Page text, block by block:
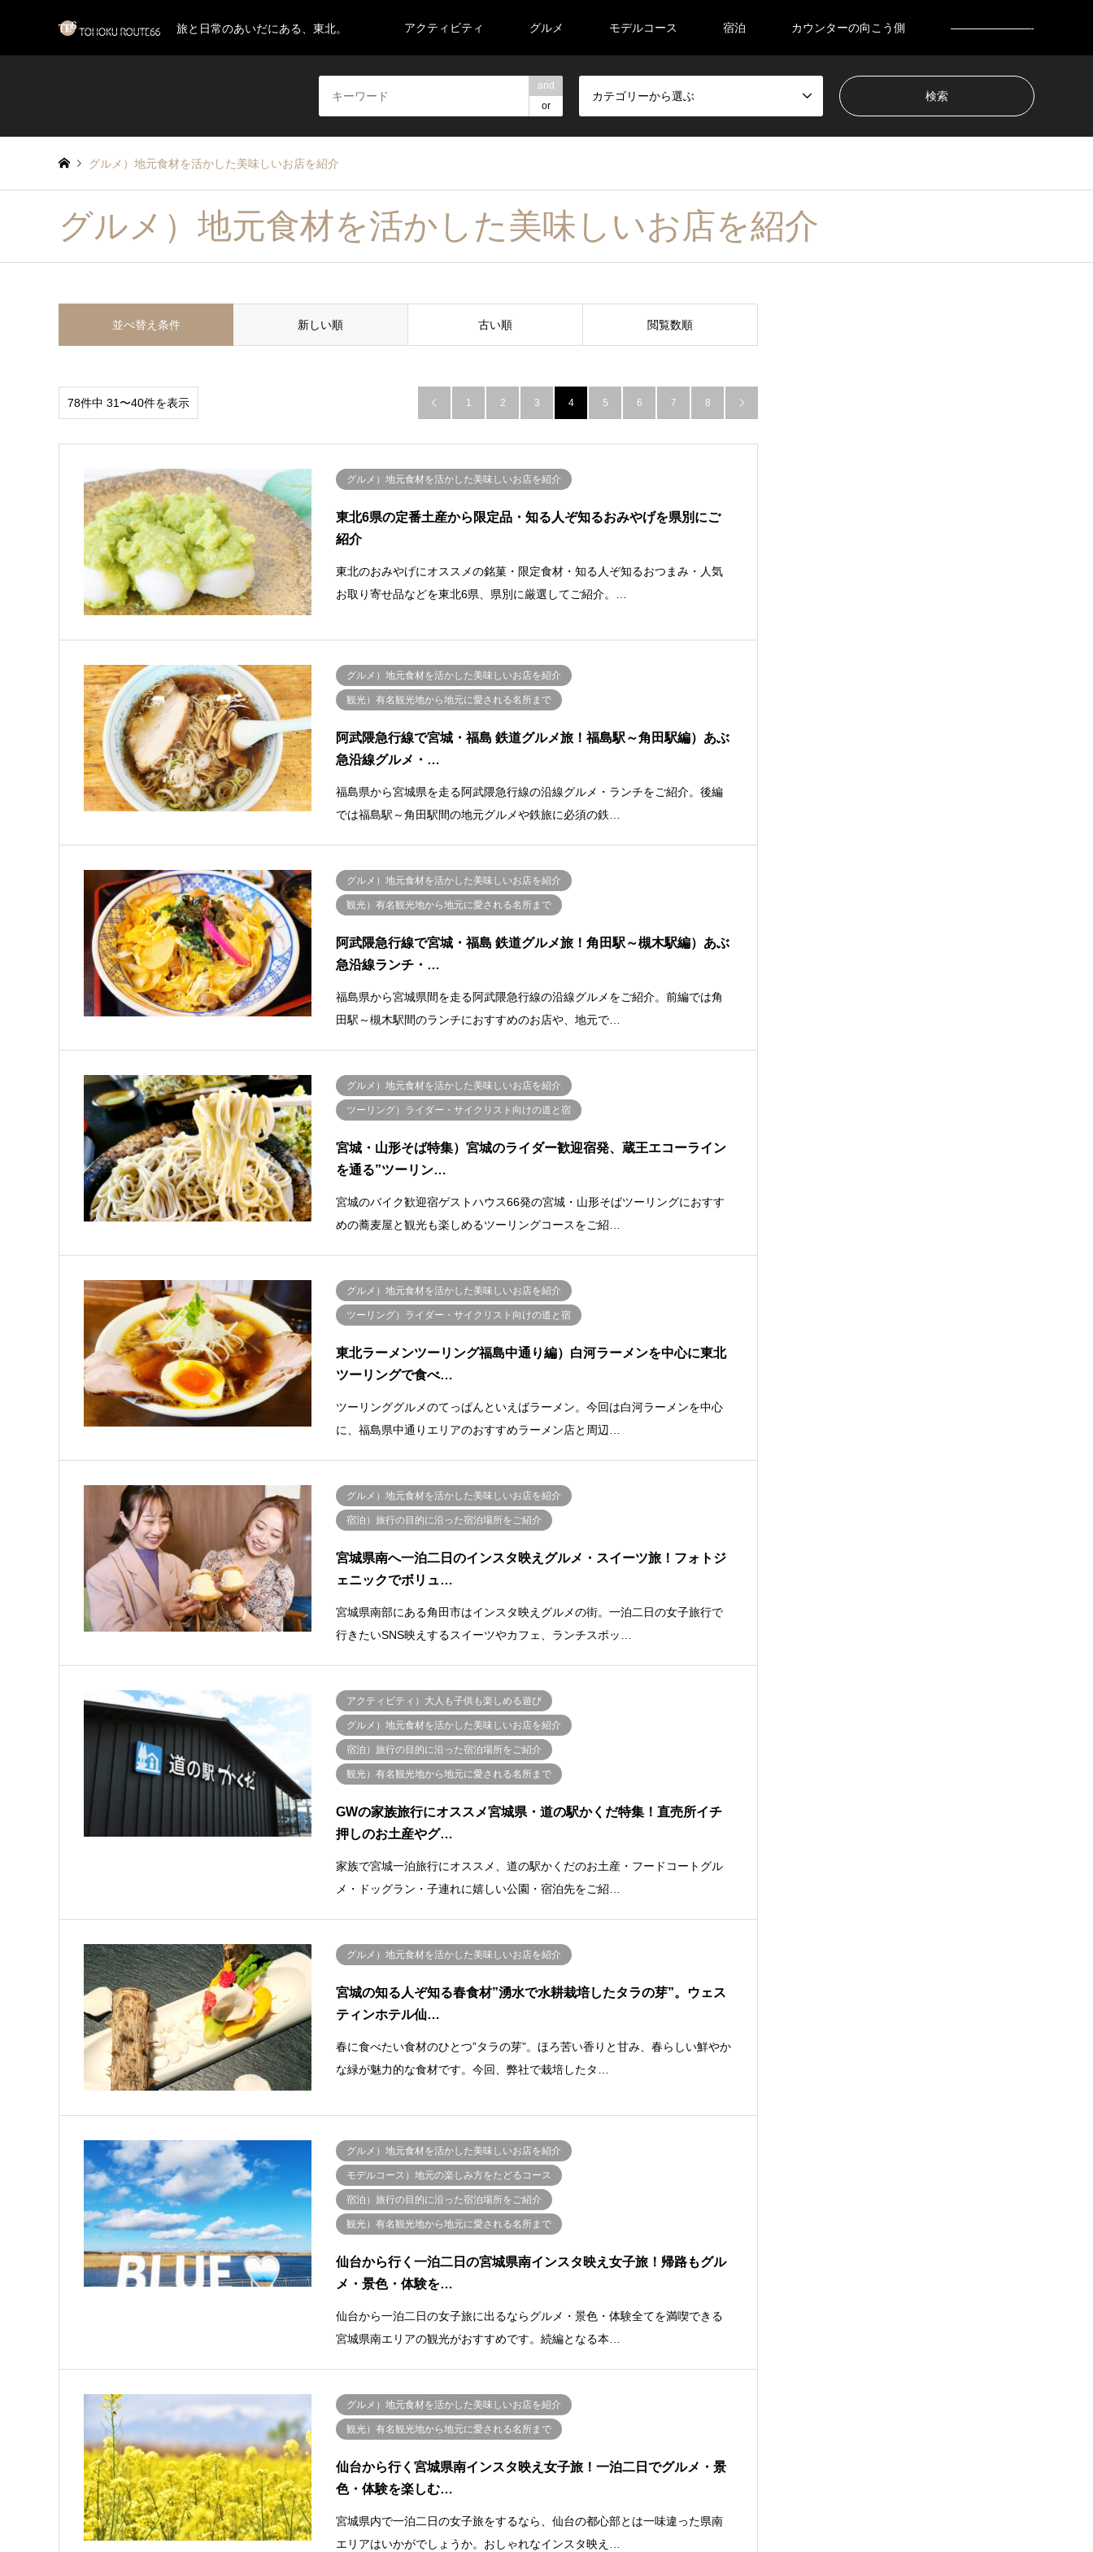
旅と日常のあいだにある、東北。 アクティビティ グルメ モデルコース 宿泊 カウンターの向こう側 ———————-
and
or
カテゴリーから選ぶ
グルメ）地元食材を活かした美味しいお店を紹介
グルメ）地元食材を活かした美味しいお店を紹介
並べ替え条件 新しい順 古い順 閲覧数順
78件中 31〜40件を表示  1 2 3 4 5 6 7 8 
グルメ）地元食材を活かした美味しいお店を紹介
東北6県の定番土産から限定品・知る人ぞ知るおみやげを県別にご
紹介
東北のおみやげにオススメの銘菓・限定食材・知る人ぞ知るおつまみ・人気
お取り寄せ品などを東北6県、県別に厳選してご紹介。…
グルメ）地元食材を活かした美味しいお店を紹介
観光）有名観光地から地元に愛される名所まで
阿武隈急行線で宮城・福島 鉄道グルメ旅！福島駅～角田駅編）あぶ
急沿線グルメ・…
福島県から宮城県を走る阿武隈急行線の沿線グルメ・ランチをご紹介。後編
では福島駅～角田駅間の地元グルメや鉄旅に必須の鉄…
グルメ）地元食材を活かした美味しいお店を紹介
観光）有名観光地から地元に愛される名所まで
阿武隈急行線で宮城・福島 鉄道グルメ旅！角田駅～槻木駅編）あぶ
急沿線ランチ・…
福島県から宮城県間を走る阿武隈急行線の沿線グルメをご紹介。前編では角
田駅～槻木駅間のランチにおすすめのお店や、地元で…
グルメ）地元食材を活かした美味しいお店を紹介
ツーリング）ライダー・サイクリスト向けの道と宿
宮城・山形そば特集）宮城のライダー歓迎宿発、蔵王エコーライン
を通る”ツーリン…
宮城のバイク歓迎宿ゲストハウス66発の宮城・山形そばツーリングにおすす
めの蕎麦屋と観光も楽しめるツーリングコースをご紹…
グルメ）地元食材を活かした美味しいお店を紹介
ツーリング）ライダー・サイクリスト向けの道と宿
東北ラーメンツーリング福島中通り編）白河ラーメンを中心に東北
ツーリングで食べ…
ツーリンググルメのてっぱんといえばラーメン。今回は白河ラーメンを中心
に、福島県中通りエリアのおすすめラーメン店と周辺…
グルメ）地元食材を活かした美味しいお店を紹介
宿泊）旅行の目的に沿った宿泊場所をご紹介
宮城県南へ一泊二日のインスタ映えグルメ・スイーツ旅！フォトジ
ェニックでボリュ…
宮城県南部にある角田市はインスタ映えグルメの街。一泊二日の女子旅行で
行きたいSNS映えするスイーツやカフェ、ランチスポッ…
アクティビティ）大人も子供も楽しめる遊び
グルメ）地元食材を活かした美味しいお店を紹介
宿泊）旅行の目的に沿った宿泊場所をご紹介
観光）有名観光地から地元に愛される名所まで
GWの家族旅行にオススメ宮城県・道の駅かくだ特集！直売所イチ
押しのお土産やグ…
家族で宮城一泊旅行にオススメ、道の駅かくだのお土産・フードコートグル
メ・ドッグラン・子連れに嬉しい公園・宿泊先をご紹…
グルメ）地元食材を活かした美味しいお店を紹介
宮城の知る人ぞ知る春食材”湧水で水耕栽培したタラの芽”。ウェス
ティンホテル仙…
春に食べたい食材のひとつ”タラの芽”。ほろ苦い香りと甘み、春らしい鮮やか
な緑が魅力的な食材です。今回、弊社で栽培したタ…
グルメ）地元食材を活かした美味しいお店を紹介
モデルコース）地元の楽しみ方をたどるコース
宿泊）旅行の目的に沿った宿泊場所をご紹介
観光）有名観光地から地元に愛される名所まで
仙台から行く一泊二日の宮城県南インスタ映え女子旅！帰路もグル
メ・景色・体験を…
仙台から一泊二日の女子旅に出るならグルメ・景色・体験全てを満喫できる
宮城県南エリアの観光がおすすめです。続編となる本…
グルメ）地元食材を活かした美味しいお店を紹介
観光）有名観光地から地元に愛される名所まで
仙台から行く宮城県南インスタ映え女子旅！一泊二日でグルメ・景
色・体験を楽しむ…
宮城県内で一泊二日の女子旅をするなら、仙台の都心部とは一味違った県南
エリアはいかがでしょうか。おしゃれなインスタ映え…